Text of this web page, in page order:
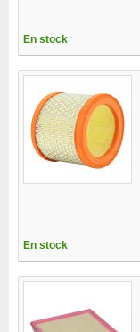
En stock
En stock